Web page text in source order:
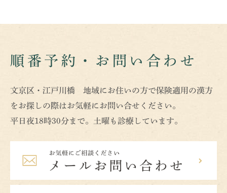
順番予約・お問い合わせ
文京区・江戸川橋 地域にお住いの方で保険適用の漢方
をお探しの際はお気軽にお問い合せください。
平日夜18時30分まで。土曜も診療しています。